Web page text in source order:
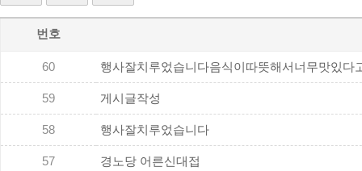
번호
60 행사잘치루었습니다음식이따뜻해서너무맛있다
59 게시글작성
58 행사잘치루었습니다
57 경노당 어른신대접